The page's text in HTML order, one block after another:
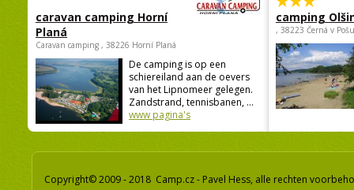
caravan camping Horní
Planá
Caravan camping , 38226 Horní Planá
De camping is op een
schiereiland aan de oevers
van het Lipnomeer gelegen.
Zandstrand, tennisbanen, ...
www pagina's
camping
, 38223 Černá v
Copyright© 2009 - 2018 Camp.cz - Pavel Hess, alle rechten